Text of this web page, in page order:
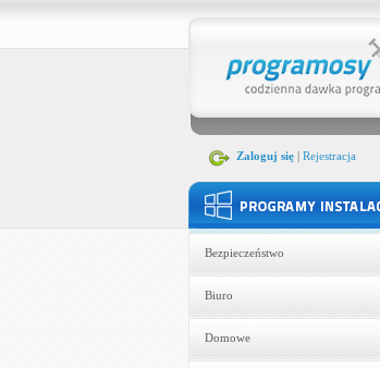
Zaloguj się| Rejestracja
Bezpieczeństwo
Biuro
Domowe